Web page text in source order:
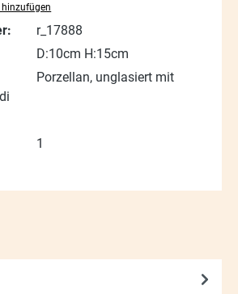
r_17888
D:10cm H:15cm
Porzellan, unglasiert mit
1